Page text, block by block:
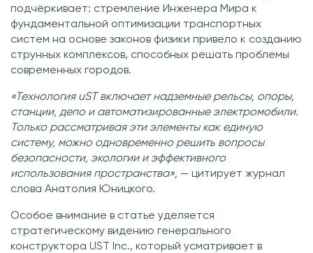
подчёркивает: стремление Инженера Мира к
фундаментальной оптимизации транспортных
систем на основе законов физики привело к созданию
струнных комплексов, способных решать проблемы
современных городов.
«Технология uST включает надземные рельсы, опоры,
станции, депо и автоматизированные электромобили.
Только рассматривая эти элементы как единую
систему, можно одновременно решить вопросы
безопасности, экологии и эффективного
использования пространства», — цитирует журнал
слова Анатолия Юницкого.
Особое внимание в статье уделяется
стратегическому видению генерального
конструктора UST Inc., который усматривает в